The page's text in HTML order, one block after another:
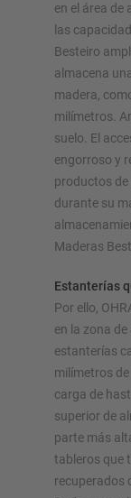
en el área
las
Besteiro
almacena
madera,
milímetros.
suelo. El
engorroso y
productos
durante su
Maderas
Estanterías
Por ello,
en la zona
estanterías
milímetros
carga de
superior de
parte más
tableros que
recuperados